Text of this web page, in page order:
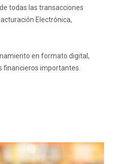
todas las transacciones
Electrónica,
en formato digital,
financieros importantes.